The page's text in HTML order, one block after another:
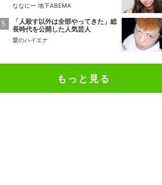
ななにー 地下ABEMA
「人殺す以外は全部やってきた」総
長時代を公開した人気芸人
愛のハイエナ
もっと見る